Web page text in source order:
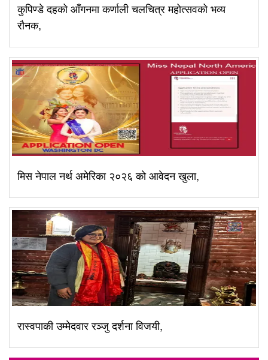
कुपिण्डे दहको आँगनमा कर्णाली चलचित्र महोत्सवको भव्य
रौनक,
मिस नेपाल नर्थ अमेरिका २०२६ को आवेदन खुला,
रास्वपाकी उम्मेदवार रञ्जु दर्शना विजयी,